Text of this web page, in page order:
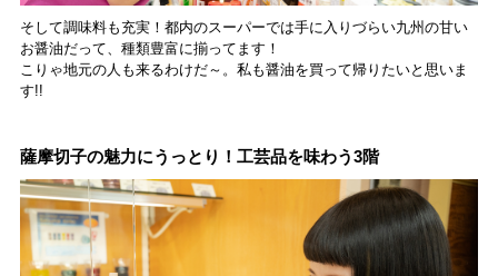
そして調味料も充実！都内のスーパーでは手に入りづらい九州の甘い
お醤油だって、種類豊富に揃ってます！
こりゃ地元の人も来るわけだ～。私も醤油を買って帰りたいと思いま
す!!
薩摩切子の魅力にうっとり！工芸品を味わう3階